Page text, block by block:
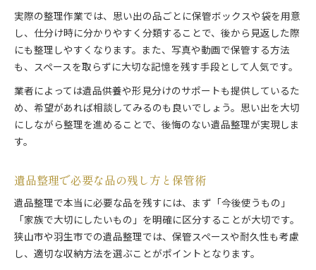
実際の整理作業では、思い出の品ごとに保管ボックスや袋を用意
し、仕分け時に分かりやすく分類することで、後から見返した際
にも整理しやすくなります。また、写真や動画で保管する方法
も、スペースを取らずに大切な記憶を残す手段として人気です。
業者によっては遺品供養や形見分けのサポートも提供しているた
め、希望があれば相談してみるのも良いでしょう。思い出を大切
にしながら整理を進めることで、後悔のない遺品整理が実現しま
す。
遺品整理で必要な品の残し方と保管術
遺品整理で本当に必要な品を残すには、まず「今後使うもの」
「家族で大切にしたいもの」を明確に区分することが大切です。
狭山市や羽生市での遺品整理では、保管スペースや耐久性も考慮
し、適切な収納方法を選ぶことがポイントとなります。